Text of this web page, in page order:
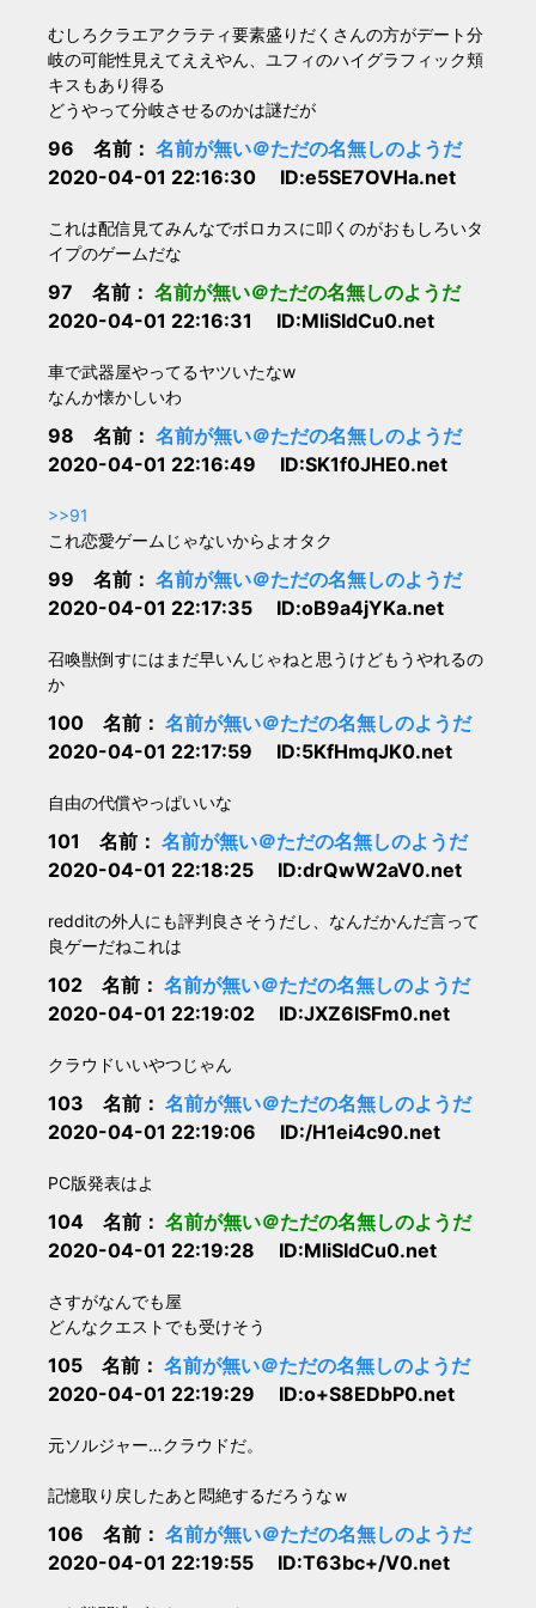
むしろクラエアクラティ要素盛りだくさんの方がデート分
岐の可能性見えてええやん、ユフィのハイグラフィック頬
キスもあり得る
どうやって分岐させるのかは謎だが
96 名前： 名前が無い＠ただの名無しのようだ
2020-04-01 22:16:30 ID:e5SE7OVHa.net
これは配信見てみんなでボロカスに叩くのがおもしろいタ
イプのゲームだな
97 名前： 名前が無い＠ただの名無しのようだ
2020-04-01 22:16:31 ID:MliSIdCu0.net
車で武器屋やってるヤツいたなw
なんか懐かしいわ
98 名前： 名前が無い＠ただの名無しのようだ
2020-04-01 22:16:49 ID:SK1f0JHE0.net
>>91
これ恋愛ゲームじゃないからよオタク
99 名前： 名前が無い＠ただの名無しのようだ
2020-04-01 22:17:35 ID:oB9a4jYKa.net
召喚獣倒すにはまだ早いんじゃねと思うけどもうやれるの
か
100 名前： 名前が無い＠ただの名無しのようだ
2020-04-01 22:17:59 ID:5KfHmqJK0.net
自由の代償やっぱいいな
101 名前： 名前が無い＠ただの名無しのようだ
2020-04-01 22:18:25 ID:drQwW2aV0.net
redditの外人にも評判良さそうだし、なんだかんだ言って
良ゲーだねこれは
102 名前： 名前が無い＠ただの名無しのようだ
2020-04-01 22:19:02 ID:JXZ6ISFm0.net
クラウドいいやつじゃん
103 名前： 名前が無い＠ただの名無しのようだ
2020-04-01 22:19:06 ID:/H1ei4c90.net
PC版発表はよ
104 名前： 名前が無い＠ただの名無しのようだ
2020-04-01 22:19:28 ID:MliSIdCu0.net
さすがなんでも屋
どんなクエストでも受けそう
105 名前： 名前が無い＠ただの名無しのようだ
2020-04-01 22:19:29 ID:o+S8EDbP0.net
元ソルジャー…クラウドだ。
記憶取り戻したあと悶絶するだろうなｗ
106 名前： 名前が無い＠ただの名無しのようだ
2020-04-01 22:19:55 ID:T63bc+/V0.net